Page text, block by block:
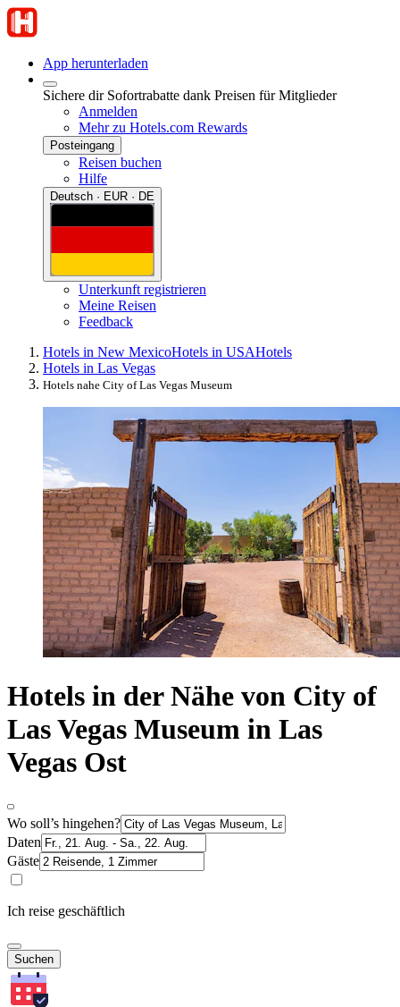
App herunterladen
Sichere dir Sofortrabatte dank Preisen für Mitglieder
Anmelden
Mehr zu Hotels.com Rewards
Posteingang
Reisen buchen
Hilfe
Deutsch · EUR · DE
Unterkunft registrieren
Meine Reisen
Feedback
Hotels in New MexicoHotels in USAHotels
Hotels in Las Vegas
Hotels nahe City of Las Vegas Museum
Hotels in der Nähe von City of
Las Vegas Museum in Las
Vegas Ost
Wo soll’s hingehen?
Daten
Gäste
Ich reise geschäftlich
Suchen